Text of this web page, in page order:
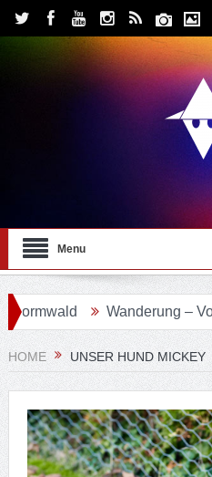
Menu
Wanderung –
HOME UNSER HUND MICKEY